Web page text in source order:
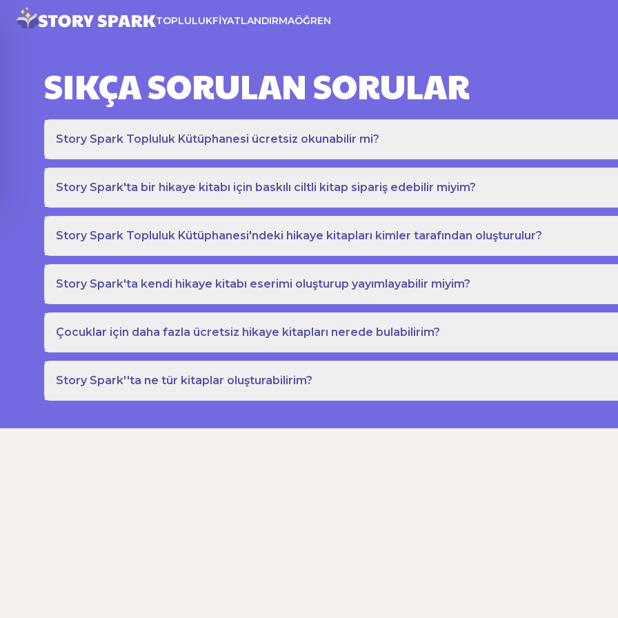
TOPLULUKFIYATLANDIRMAÖĞREN
SIKÇA SORULAN SORULAR
Story Spark Topluluk Kütüphanesi ücretsiz okunabilir mi?
Story Spark'ta bir hikaye kitabı için baskılı ciltli kitap sipariş edebilir miyim?
Story Spark Topluluk Kütüphanesi'ndeki hikaye kitapları kimler tarafından oluşturulur?
Story Spark'ta kendi hikaye kitabı eserimi oluşturup yayımlayabilir miyim?
Çocuklar için daha fazla ücretsiz hikaye kitapları nerede bulabilirim?
Story Spark''ta ne tür kitaplar oluşturabilirim?